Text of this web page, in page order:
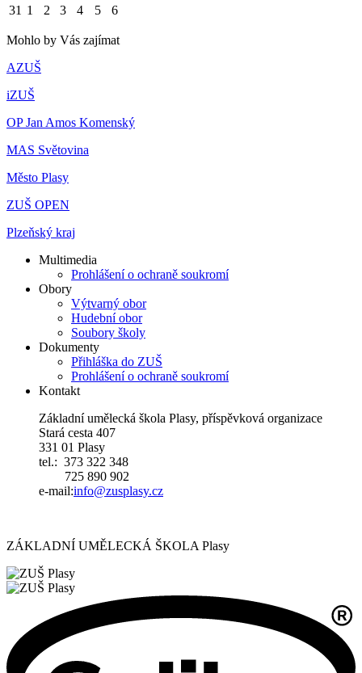
31 1 2 3 4 5 6
Mohlo by Vás zajímat
AZUŠ
iZUŠ
OP Jan Amos Komenský
MAS Světovina
Město Plasy
ZUŠ OPEN
Plzeňský kraj
Multimedia
Prohlášení o ochraně soukromí
Obory
Výtvarný obor
Hudební obor
Soubory školy
Dokumenty
Přihláška do ZUŠ
Prohlášení o ochraně soukromí
Kontakt
Základní umělecká škola Plasy, příspěvková organizace
Stará cesta 407
331 01 Plasy
tel.: 373 322 348
725 890 902
e-mail:info@zusplasy.cz
ZÁKLADNÍ UMĚLECKÁ ŠKOLA Plasy